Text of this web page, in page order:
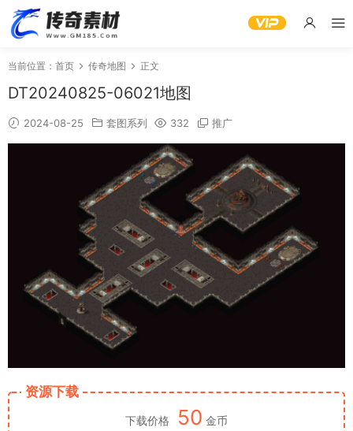
当前位置： 首页 传奇地图 正文
DT20240825-06021地图
2024-08-25 套图系列 332 推广
资源下载
下载价格 50 金币